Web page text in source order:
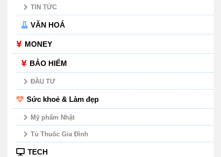
TIN TỨC
VĂN HOÁ
MONEY
BẢO HIỂM
ĐẦU TƯ
Sức khoẻ & Làm đẹp
Mỹ phẩm Nhật
Tủ Thuốc Gia Đình
TECH